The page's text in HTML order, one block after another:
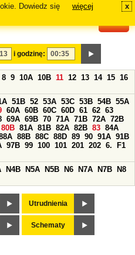
Dowiedz się
więcej x
i godzinę:
8 9 10A 10B 11 12 13 14 15 16
51B 52 53A 53C 53B 54B 55A
60A 60B 60C 60D 61 62 63
69A 69B 70 71A 71B 72A 72B
80B 81A 81B 82A 82B 83 84A
88B 88C 88D 89 90 91A 91B
97B 99 100 101 201 202 6.
F1
N4B N5A N5B N6 N7A N7B
N8
Utrudnienia
Schematy